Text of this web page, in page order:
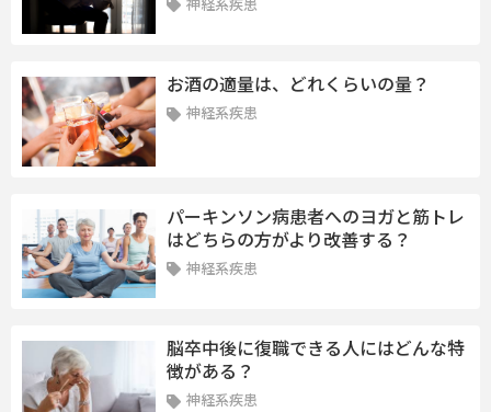
お酒の適量は、どれくらいの量？
神経系疾患
パーキンソン病患者へのヨガと筋トレ
はどちらの方がより改善する？
神経系疾患
脳卒中後に復職できる人にはどんな特
徴がある？
神経系疾患